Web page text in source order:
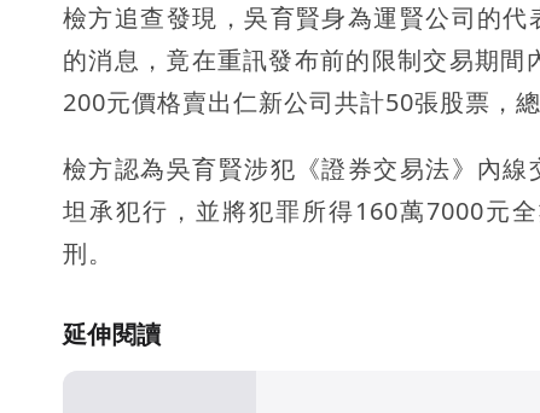
檢方追查發現，吳育賢身為運賢公司的
的消息，竟在重訊發布前的限制交易期
200元價格賣出仁新公司共計50張股票，
檢方認為吳育賢涉犯《證券交易法》內
坦承犯行，並將犯罪所得160萬7000元
刑。
延伸閱讀